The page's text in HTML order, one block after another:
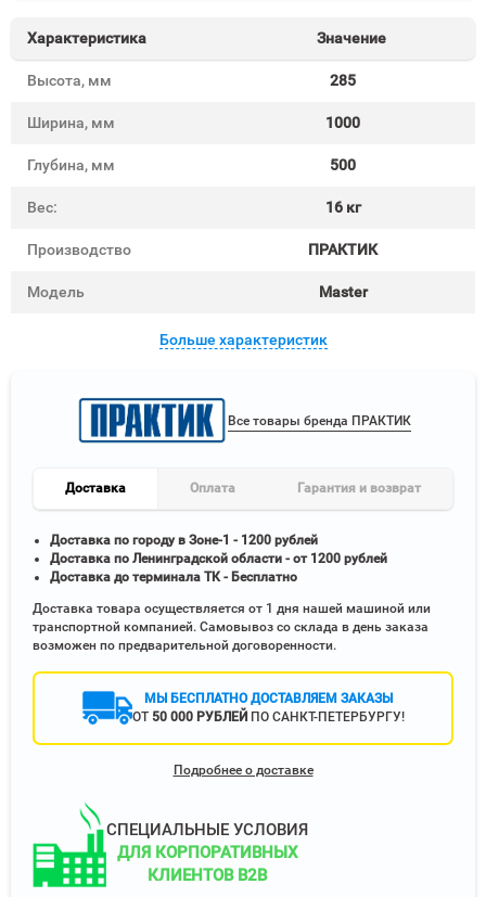
Характеристика Значение
Высота, мм 285
Ширина, мм 1000
Глубина, мм 500
Вес: 16 кг
Производство ПРАКТИК
Модель Master
Больше характеристик
Все товары бренда ПРАКТИК
Доставка Оплата Гарантия и возврат
Доставка по городу в Зоне-1 - 1200 рублей
Доставка по Ленинградской области - от 1200 рублей
Доставка до терминала ТК - Бесплатно
Доставка товара осуществляется от 1 дня нашей машиной или
транспортной компанией. Самовывоз со склада в день заказа
возможен по предварительной договоренности.
МЫ БЕСПЛАТНО ДОСТАВЛЯЕМ ЗАКАЗЫ
ОТ 50 000 РУБЛЕЙ ПО САНКТ-ПЕТЕРБУРГУ!
Подробнее о доставке
СПЕЦИАЛЬНЫЕ УСЛОВИЯ
ДЛЯ КОРПОРАТИВНЫХ
КЛИЕНТОВ B2B